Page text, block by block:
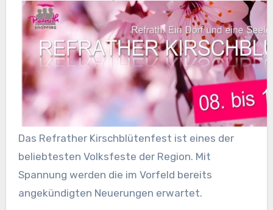
Das Refrather Kirschblütenfest ist eines der
beliebtesten Volksfeste der Region. Mit
Spannung werden die im Vorfeld bereits
angekündigten Neuerungen erwartet.